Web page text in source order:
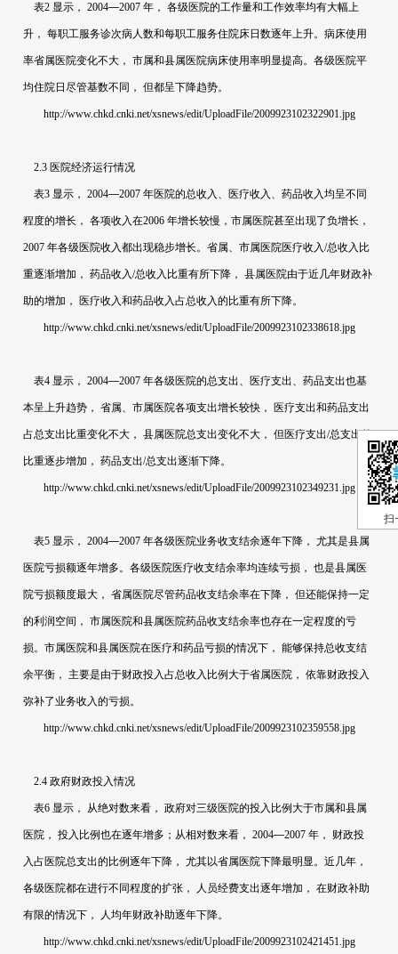
表2 显示， 2004—2007年， 各级医院的工作量和工作效率均有大幅上
升， 每职工服务诊次病人数和每职工服务住院床日数逐年上升。病床使用
率省属医院变化不大， 市属和县属医院病床使用率明显提高。各级医院平
均住院日尽管基数不同， 但都呈下降趋势。
http://www.chkd.cnki.net/xsnews/edit/UploadFile/2009923102322901.jpg
2.3 医院经济运行情况
表3 显示， 2004—2007年医院的总收入、医疗收入、药品收入均呈不同
程度的增长， 各项收入在2006年增长较慢，市属医院甚至出现了负增长，
2007年各级医院收入都出现稳步增长。省属、市属医院医疗收入/总收入比
重逐渐增加， 药品收入/总收入比重有所下降， 县属医院由于近几年财政补
助的增加， 医疗收入和药品收入占总收入的比重有所下降。
http://www.chkd.cnki.net/xsnews/edit/UploadFile/2009923102338618.jpg
表4 显示， 2004—2007年各级医院的总支出、医疗支出、药品支出也基
本呈上升趋势， 省属、市属医院各项支出增长较快， 医疗支出和药品支出
占总支出比重变化不大， 县属医院总支出变化不大， 但医疗支出/总支出的
比重逐步增加， 药品支出/总支出逐渐下降。
http://www.chkd.cnki.net/xsnews/edit/UploadFile/2009923102349231.jpg
表5 显示， 2004—2007年各级医院业务收支结余逐年下降， 尤其是县属
医院亏损额逐年增多。各级医院医疗收支结余率均连续亏损， 也是县属医
院亏损额度最大， 省属医院尽管药品收支结余率在下降， 但还能保持一定
的利润空间， 市属医院和县属医院药品收支结余率也存在一定程度的亏
损。市属医院和县属医院在医疗和药品亏损的情况下， 能够保持总收支结
余平衡， 主要是由于财政投入占总收入比例大于省属医院， 依靠财政投入
弥补了业务收入的亏损。
http://www.chkd.cnki.net/xsnews/edit/UploadFile/2009923102359558.jpg
2.4政府财政投入情况
表6 显示， 从绝对数来看， 政府对三级医院的投入比例大于市属和县属
医院， 投入比例也在逐年增多；从相对数来看， 2004—2007年， 财政投
入占医院总支出的比例逐年下降， 尤其以省属医院下降最明显。近几年，
各级医院都在进行不同程度的扩张， 人员经费支出逐年增加， 在财政补助
有限的情况下， 人均年财政补助逐年下降。
http://www.chkd.cnki.net/xsnews/edit/UploadFile/2009923102421451.jpg
扫